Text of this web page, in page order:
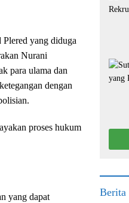
yang diduga
Nurani
para ulama dan
dengan
proses hukum
yang dapat
Berita